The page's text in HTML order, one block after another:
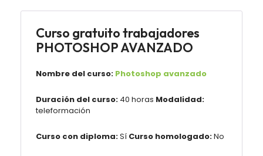
Curso gratuito trabajadores
PHOTOSHOP AVANZADO
Nombre del curso: Photoshop avanzado
Duración del curso: 40 horas Modalidad:
teleformación
Curso con diploma:Sí Curso homologado:No